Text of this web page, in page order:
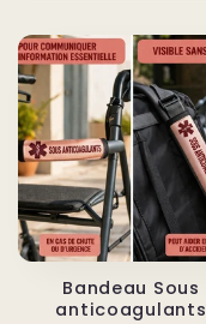
Bandeau Sous
anticoagulants